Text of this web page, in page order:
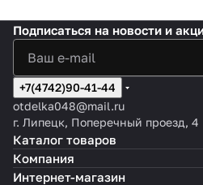
Подписаться на новости и
+7(4742)90-41-44
otdelka048@mail.ru
г. Липецк, Поперечный проезд, 4
Каталог товаров
Компания
Интернет-магазин